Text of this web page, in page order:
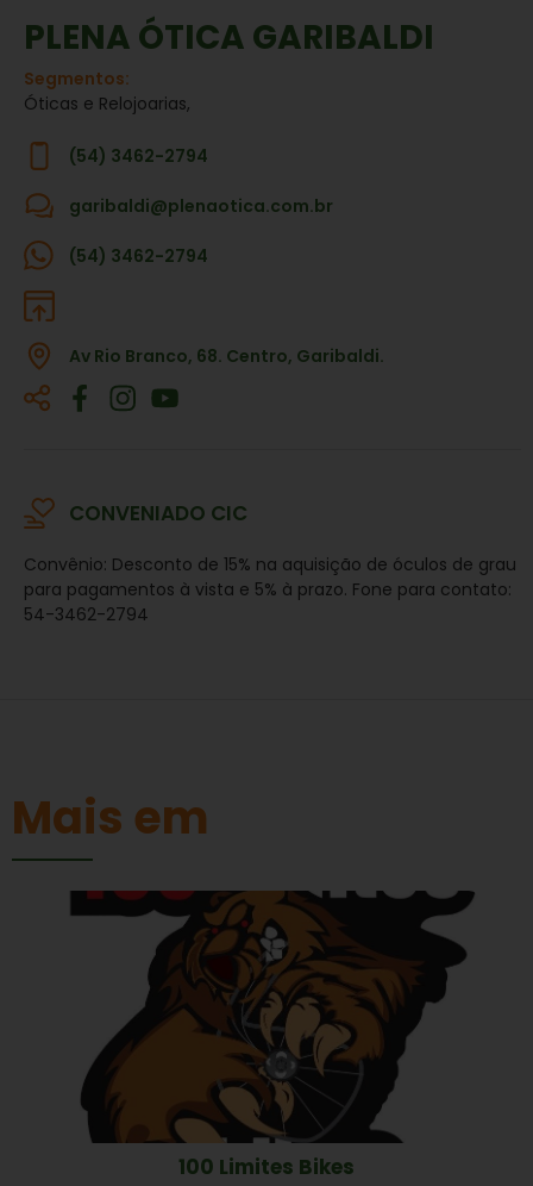
PLENA ÓTICA GARIBALDI
Segmentos:
Óticas e Relojoarias,
(54) 3462-2794
garibaldi@plenaotica.com.br
(54) 3462-2794
Av Rio Branco, 68. Centro, Garibaldi.
CONVENIADO CIC
Convênio: Desconto de 15% na aquisição de óculos de grau
para pagamentos à vista e 5% à prazo. Fone para contato:
54-3462-2794
Mais em
100 Limites Bikes